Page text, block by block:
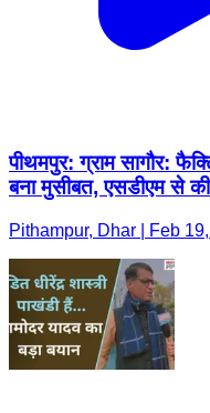
पीथमपुर: ग्राम सागौर:
बना मुसीबत, एसडीएम से
Pithampur, Dhar | Feb